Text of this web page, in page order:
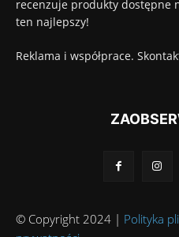
recenzuje produkty dostępne
ten najlepszy!
Reklama i współprace.
© Copyright 2024 | Polityka